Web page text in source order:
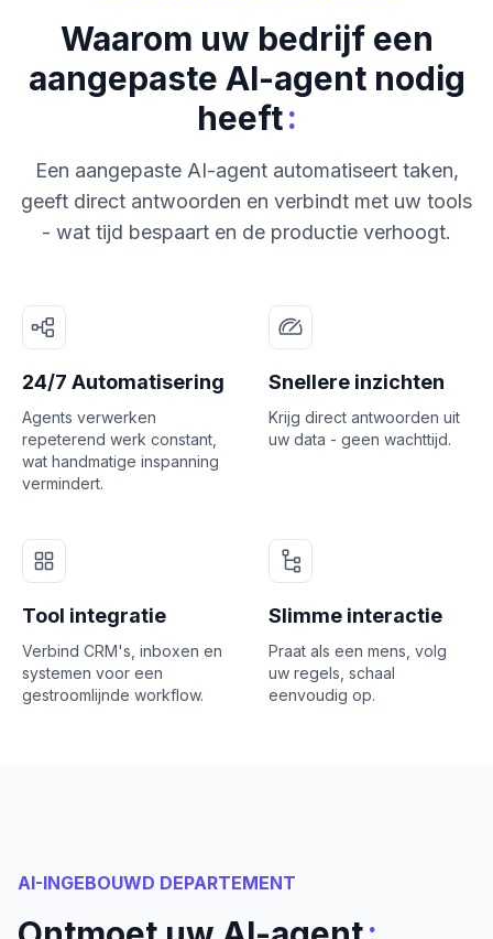
Waarom uw bedrijf een
aangepaste AI-agent nodig
heeft:
Een aangepaste AI-agent automatiseert taken,
geeft direct antwoorden en verbindt met uw tools
- wat tijd bespaart en de productie verhoogt.
24/7 Automatisering
Agents verwerken
repeterend werk constant,
wat handmatige inspanning
vermindert.
Snellere inzichten
Krijg direct antwoorden uit
uw data - geen wachttijd.
Tool integratie
Verbind CRM's, inboxen en
systemen voor een
gestroomlijnde workflow.
Slimme interactie
Praat als een mens, volg
uw regels, schaal
eenvoudig op.
AI-INGEBOUWD DEPARTEMENT